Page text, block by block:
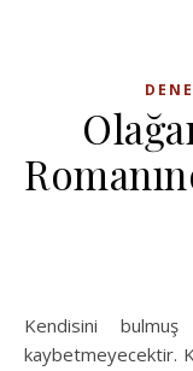
Kendisini bulmuş olan insan dünyada hiçbir şeyi
kaybetmeyecektir.